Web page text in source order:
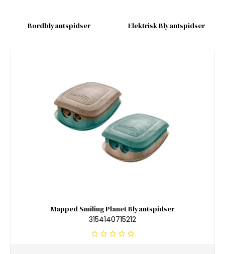
Bordblyantspidser Elektrisk Blyantspidser
Mapped Smiling Planet Blyantspidser
3154140715212